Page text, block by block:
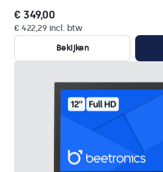
€ 349,00
€ 422,29 incl. btw
Bekijken